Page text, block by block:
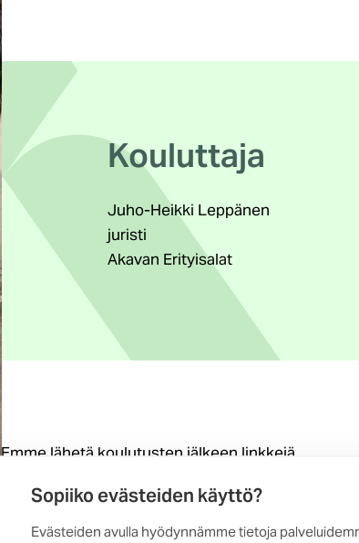
Sopiiko evästeiden käyttö?
Evästeiden avulla hyödynnämme tietoja
Kouluttaja
Juho-Heikki Leppänen
juristi
Akavan Erityisalat
lähetä koulutusten jälkeen linkkejä
arkipäivänä.